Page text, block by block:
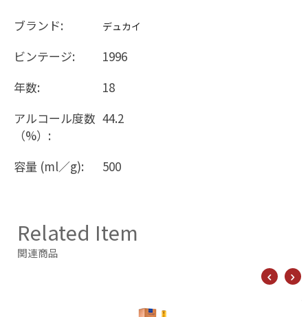
ブランド:
デュカイ
ビンテージ:
1996
年数:
18
アルコール度数
（%）:
44.2
容量 (ml／g): 500
Related Item
関連商品